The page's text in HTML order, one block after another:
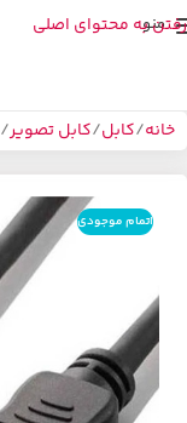
رفتن به محتوای اصلی
منو
خانه کابل کابل تصویر
اتمام موجودی